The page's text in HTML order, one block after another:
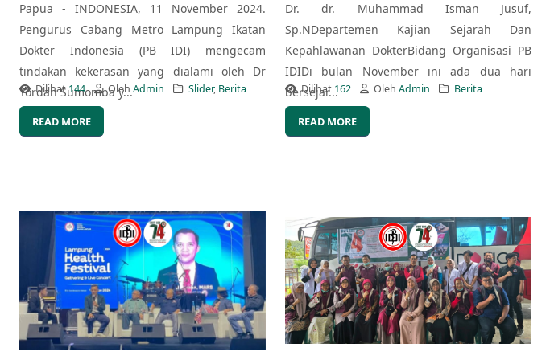
Papua - INDONESIA, 11 November 2024.
Pengurus Cabang Metro Lampung Ikatan
Dokter Indonesia (PB IDI) mengecam
tindakan kekerasan yang dialami oleh Dr
Yordan Sumomba y...
Dilihat144 Oleh Admin Slider, Berita
READ MORE
Dr. dr. Muhammad Isman Jusuf,
Sp.NDepartemen Kajian Sejarah Dan
Kepahlawanan DokterBidang Organisasi PB
IDIDi bulan November ini ada dua hari
bersejar...
Dilihat 162 Oleh Admin Berita
READ MORE